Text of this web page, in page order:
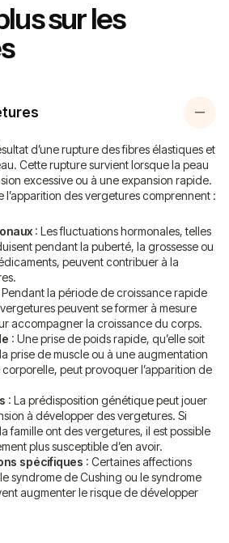
sur les
d’une rupture des fibres élastiques et
Cette rupture survient lorsque la peau
excessive ou à une expansion rapide.
l’apparition des vergetures comprennent :
: Les fluctuations hormonales, telles
pendant la puberté, la grossesse ou
peuvent contribuer à la
Pendant la période de croissance rapide
peuvent se former à mesure
accompagner la croissance du corps.
: Une prise de poids rapide, qu’elle soit
prise de muscle ou à une augmentation
peut provoquer l’apparition de
: La prédisposition génétique peut jouer
à développer des vergetures. Si
famille ont des vergetures, il est possible
plus susceptible d’en avoir.
spécifiques : Certaines affections
syndrome de Cushing ou le syndrome
augmenter le risque de développer